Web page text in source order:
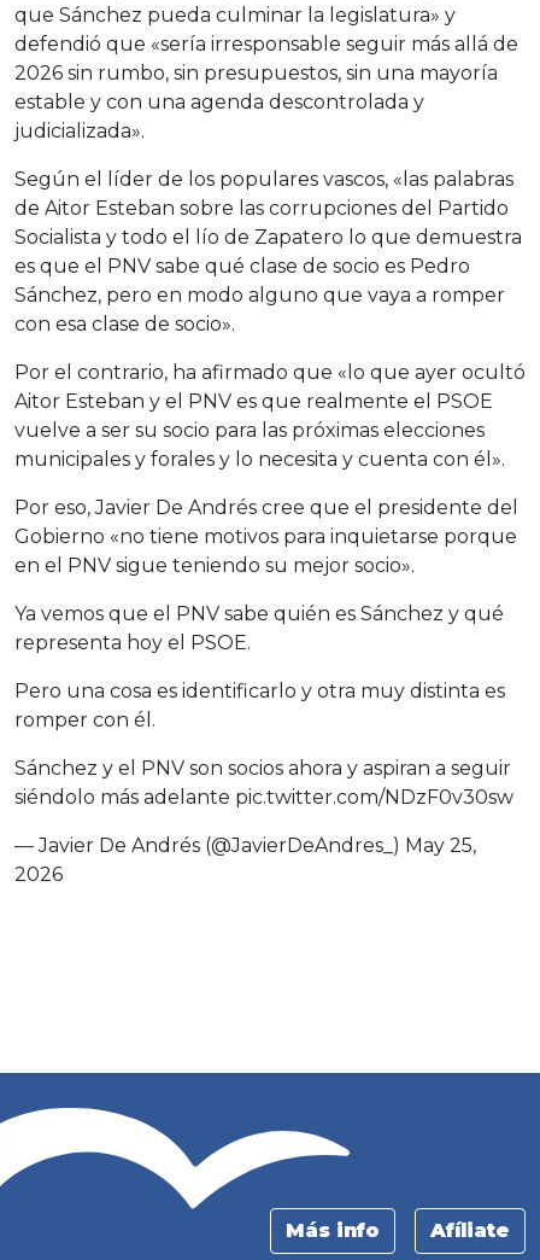
que Sánchez pueda culminar la legislatura» y
defendió que «sería irresponsable seguir más allá de
2026 sin rumbo, sin presupuestos, sin una mayoría
estable y con una agenda descontrolada y
judicializada».
Según el líder de los populares vascos, «las palabras
de Aitor Esteban sobre las corrupciones del Partido
Socialista y todo el lío de Zapatero lo que demuestra
es que el PNV sabe qué clase de socio es Pedro
Sánchez, pero en modo alguno que vaya a romper
con esa clase de socio».
Por el contrario, ha afirmado que «lo que ayer ocultó
Aitor Esteban y el PNV es que realmente el PSOE
vuelve a ser su socio para las próximas elecciones
municipales y forales y lo necesita y cuenta con él».
Por eso, Javier De Andrés cree que el presidente del
Gobierno «no tiene motivos para inquietarse porque
en el PNV sigue teniendo su mejor socio».
Ya vemos que el PNV sabe quién es Sánchez y qué
representa hoy el PSOE.
Pero una cosa es identificarlo y otra muy distinta es
romper con él.
Sánchez y el PNV son socios ahora y aspiran a seguir
siéndolo más adelante pic.twitter.com/NDzF0v30sw
— Javier De Andrés (@JavierDeAndres_) May 25,
2026
Más info Afíliate